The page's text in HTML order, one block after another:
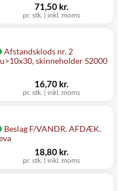
pr. stk. | inkl. moms
71,50 kr.
Afstandsklods nr. 2
skinneholder S2000
pr. stk. | inkl. moms
16,70 kr.
Beslag F/VANDR. AFDÆK.
pr. stk. | inkl. moms
18,80 kr.